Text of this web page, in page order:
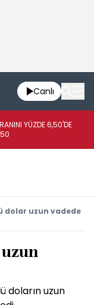
Canlı
YÜZDE 6,50'DE
dolar uzun vadede
doların uzun